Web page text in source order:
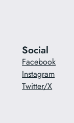
Social
Facebook
Instagram
Twitter/X